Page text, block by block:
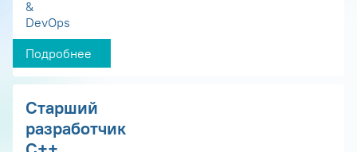
&
DevOps
Подробнее
Старший
разработчик